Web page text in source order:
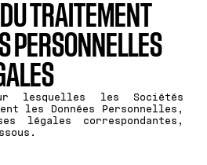
TRAITEMENT
PERSONNELLES
lesquelles les Sociétés
les Données Personnelles,
légales correspondantes,